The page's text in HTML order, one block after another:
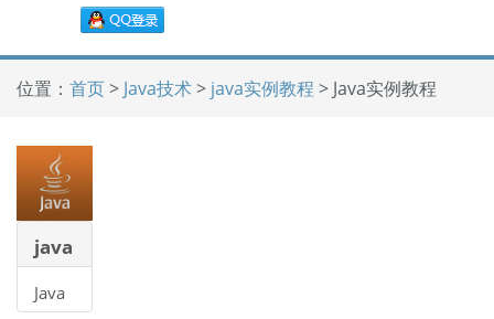
位置： 首页> Java技术> java实例教程 > Java实例教程
java
实例
教程
Java